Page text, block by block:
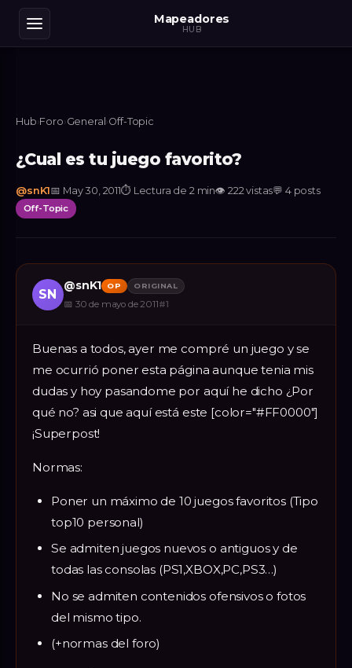
Mapeadores
HUB
Hub›Foro›General ›Off-Topic
¿Cual es tu juego favorito?
@snK1📅 May 30, 2011⏱ Lectura de 2 min👁 222vistas💬 4 posts
Off-Topic
SN
@snK1 OP ORIGINAL
📅 30 de mayo de 2011#1
Buenas a todos, ayer me compré un juego y se
me ocurrió poner esta página aunque tenia mis
dudas y hoy pasandome por aquí he dicho ¿Por
qué no? asi que aquí está este [color="#FF0000"]
¡Superpost!
Normas:
Poner un máximo de 10 juegos favoritos (Tipo
top10 personal)
Se admiten juegos nuevos o antiguos y de
todas las consolas (PS1,XBOX,PC,PS3…)
No se admiten contenidos ofensivos o fotos
del mismo tipo.
(+normas del foro)